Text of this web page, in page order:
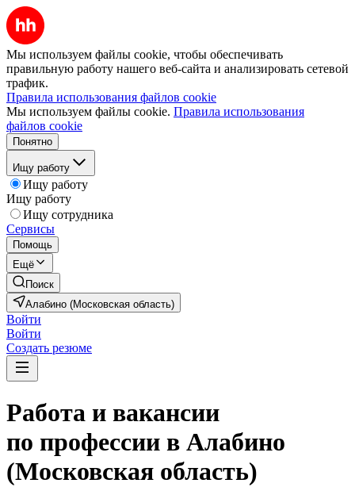
Мы используем файлы cookie, чтобы обеспечивать
правильную работу нашего веб-сайта и анализировать сетевой
трафик.
Правила использования файлов cookie
Мы используем файлы cookie. Правила использования
файлов cookie
Понятно
Ищу работу
Ищу работу
Ищу работу
Ищу сотрудника
Сервисы
Помощь
Ещё
Поиск
Алабино (Московская область)
Войти
Войти
Создать резюме
Работа и вакансии
по профессии в Алабино
(Московская область)